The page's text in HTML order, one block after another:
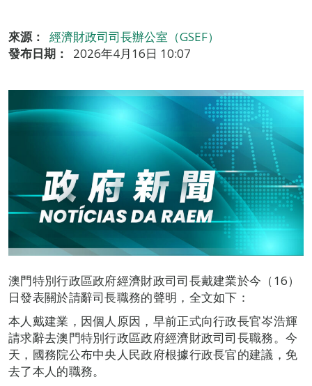
來源：
經濟財政司司長辦公室（GSEF）
發布日期：
2026年4月16日 10:07
澳門特別行政區政府經濟財政司司長戴建業於今（16）
日發表關於請辭司長職務的聲明，全文如下：
本人戴建業，因個人原因，早前正式向行政長官岑浩輝
請求辭去澳門特別行政區政府經濟財政司司長職務。今
天，國務院公布中央人民政府根據行政長官的建議，免
去了本人的職務。